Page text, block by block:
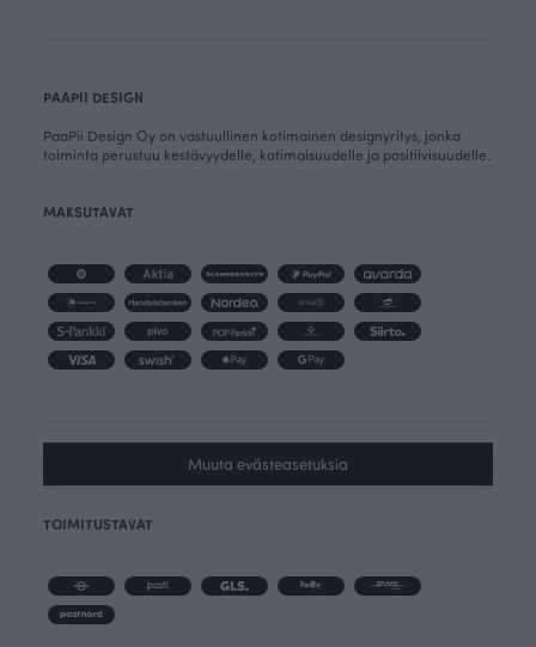
PAAPII DESIGN
PaaPii Design Oy on vastuullinen kotimainen designyritys, jonka
toiminta perustuu kestävyydelle, kotimaisuudelle ja positiivisuudelle.
MAKSUTAVAT
Muuta evästeasetuksia
TOIMITUSTAVAT